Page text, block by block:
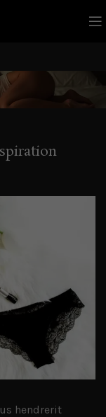
hendrerit